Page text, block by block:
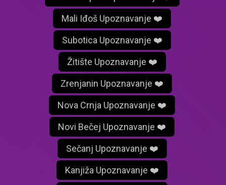
Mali Iđoš Upoznavanje ❤️
Subotica Upoznavanje ❤️
Žitište Upoznavanje ❤️
Zrenjanin Upoznavanje ❤️
Nova Crnja Upoznavanje ❤️
Novi Bečej Upoznavanje ❤️
Sečanj Upoznavanje ❤️
Kanjiža Upoznavanje ❤️